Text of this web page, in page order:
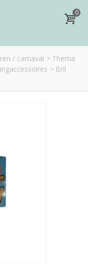
0
/ carnaval > Thema
> Bril